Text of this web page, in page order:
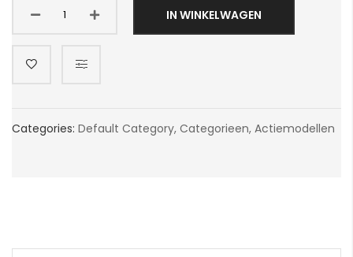
IN WINKELWAGEN
Categories: Default Category, Categorieen, Actiemodellen